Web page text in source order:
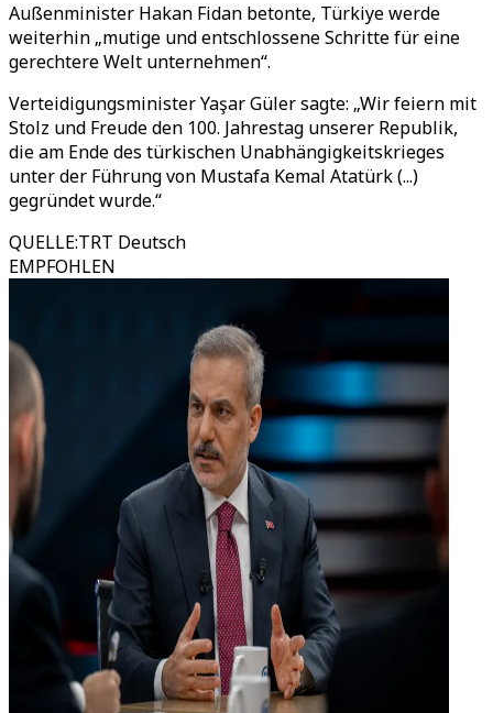
Außenminister Hakan Fidan betonte, Türkiye werde
weiterhin „mutige und entschlossene Schritte für eine
gerechtere Welt unternehmen“.
Verteidigungsminister Yaşar Güler sagte: „Wir feiern mit
Stolz und Freude den 100. Jahrestag unserer Republik,
die am Ende des türkischen Unabhängigkeitskrieges
unter der Führung von Mustafa Kemal Atatürk (...)
gegründet wurde.“
QUELLE:TRT Deutsch
EMPFOHLEN